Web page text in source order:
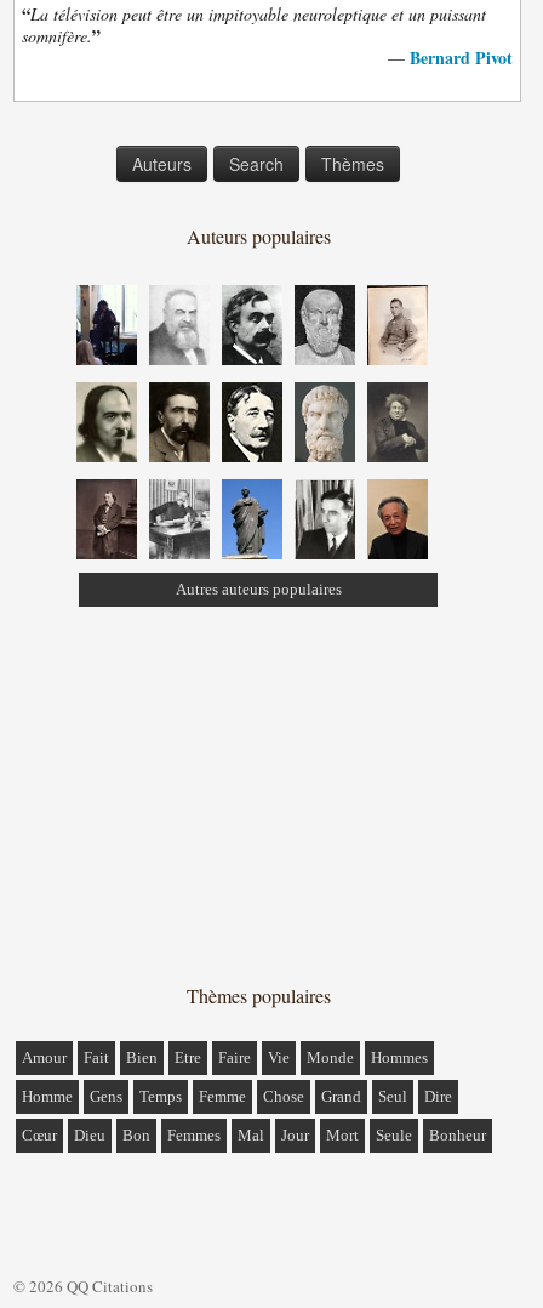
“La télévision peut être un impitoyable neuroleptique et un puissant
somnifère.”
— Bernard Pivot
Auteurs Search Thèmes
Auteurs populaires
Autres auteurs populaires
Thèmes populaires
Amour Fait Bien Etre Faire Vie Monde Hommes
Homme Gens Temps Femme Chose Grand Seul Dire
Cœur Dieu Bon Femmes Mal Jour Mort Seule Bonheur
© 2026 QQ Citations